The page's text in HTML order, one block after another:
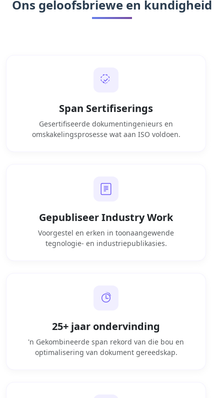
Ons geloofsbriewe en kundigheid
Span Sertifiserings
Gesertifiseerde dokumentingenieurs en
omskakelingsprosesse wat aan ISO voldoen.
Gepubliseer Industry Work
Voorgestel en erken in toonaangewende
tegnologie- en industriepublikasies.
25+ jaar ondervinding
'n Gekombineerde span rekord van die bou en
optimalisering van dokument gereedskap.